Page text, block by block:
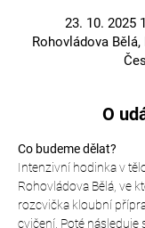
23. 10. 2025
Rohovládova
O
Co budeme dělat?
Intenzivní hodinka v
Rohovládova Bělá, ve
rozcvička kloubní
cvičení. Poté následuje